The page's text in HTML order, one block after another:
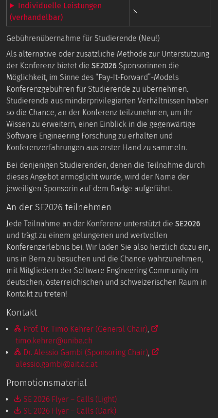
Individuelle Leistungen
(verhandelbar)
Gebührenübernahme für Studierende (Neu!)
Als alternative oder zusätzliche Methode zur Unterstützung
der Konferenz bietet dieSE2026 Sponsorinnen die
Möglichkeit, im Sinne des “Pay-It-Forward”-Models
Konferenzgebühren für Studierende zu übernehmen.
Studierende aus minderprivilegierten Verhältnissen haben
so die Chance, an der Konferenz teilzunehmen, um ihr
Wissen zu erweitern, einen Einblick in die gegenwärtige
Software Engineering Forschung zu erhalten und
Konferenzerfahrungen aus erster Hand zu sammeln.
Bei denjenigen Studierenden, denen die Teilnahme durch
dieses Angebot ermöglicht wurde, wird der Name der
jeweiligen Sponsorin auf dem Badge aufgeführt.
An der SE2026 teilnehmen
Jede Teilnahme an der Konferenz unterstützt dieSE2026
und trägt zu einem gelungenen und wertvollen
Konferenzerlebnis bei. Wir laden Sie also herzlich dazu ein,
uns in Bern zu besuchen und die Chance wahrzunehmen,
mit Mitgliedern der Software Engineering Community im
deutschen, österreichischen und schweizerischen Raum in
Kontakt zu treten!
Kontakt
Prof. Dr. Timo Kehrer (General Chair),
timo.kehrer@unibe.ch
Dr. Alessio Gambi (Sponsoring Chair),
alessio.gambi@ait.ac.at
Promotionsmaterial
SE 2026 Flyer – Calls (Light)
SE 2026 Flyer – Calls (Dark)